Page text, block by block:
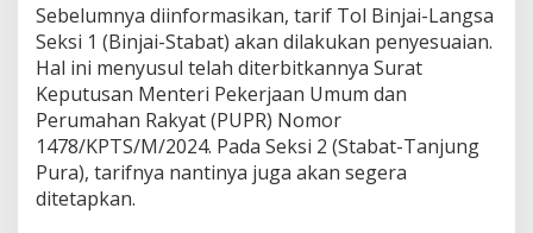
Sebelumnya diinformasikan, tarif Tol Binjai-Langsa
Seksi 1 (Binjai-Stabat) akan dilakukan penyesuaian.
Hal ini menyusul telah diterbitkannya Surat
Keputusan Menteri Pekerjaan Umum dan
Perumahan Rakyat (PUPR) Nomor
1478/KPTS/M/2024. Pada Seksi 2 (Stabat-Tanjung
Pura), tarifnya nantinya juga akan segera
ditetapkan.